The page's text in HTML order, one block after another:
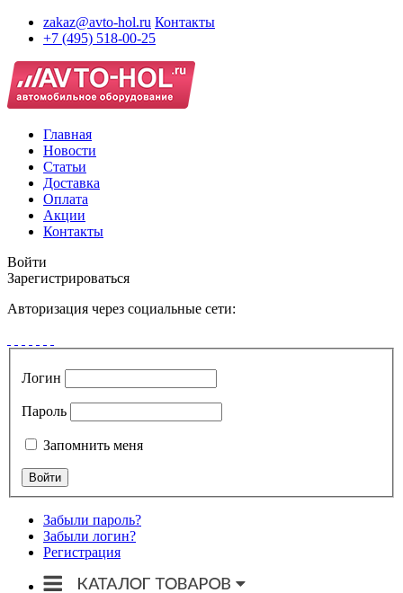
zakaz@avto-hol.ru Контакты
+7 (495) 518-00-25
Главная
Новости
Статьи
Доставка
Оплата
Акции
Контакты
Войти
Зарегистрироваться
Авторизация через социальные сети:
Логин
Пароль
Запомнить меня
Забыли пароль?
Забыли логин?
Регистрация